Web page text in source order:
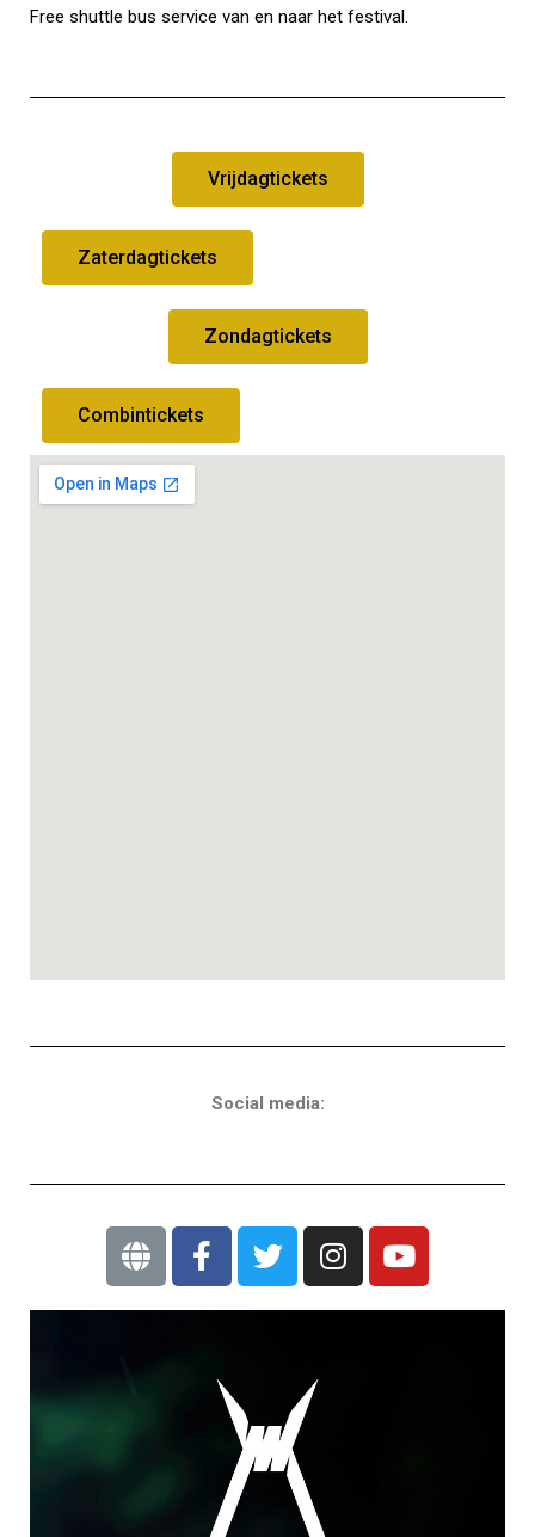
Free shuttle bus service van en naar het festival.
Vrijdagtickets
Zaterdagtickets
Zondagtickets
Combintickets
Social media: